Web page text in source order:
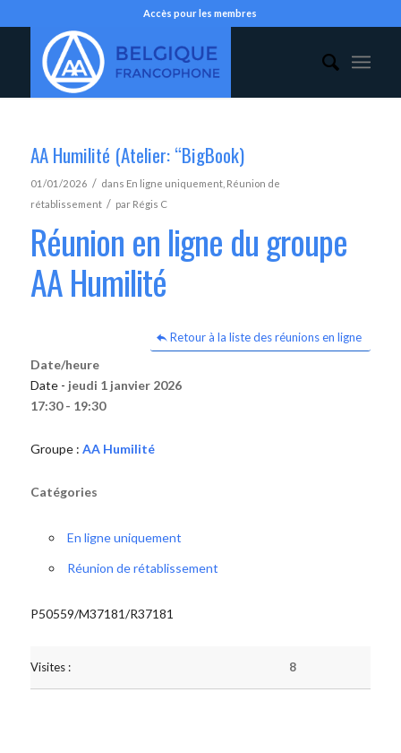
Accès pour les membres
AA Humilité (Atelier: “BigBook)
01/01/2026 / dans En ligne uniquement, Réunion de
rétablissement / par Régis C
Réunion en ligne du groupe
AA Humilité
Retour à la liste des réunions en ligne
Date/heure
Date - jeudi 1 janvier 2026
17:30 - 19:30
Groupe : AA Humilité
Catégories
En ligne uniquement
Réunion de rétablissement
P50559/M37181/R37181
Visites : 8